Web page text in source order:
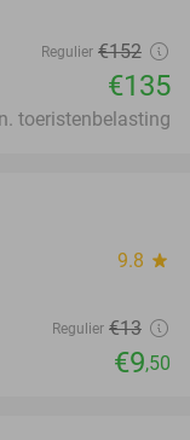
Regulier €152
€135
toeristenbelasting
9.8 star
Regulier €13
€9,50